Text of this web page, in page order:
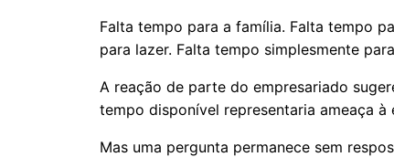
Falta tempo para a família. Falta tempo
para lazer. Falta tempo simplesmente
A reação de parte do empresariado
tempo disponível representaria ameaça à
Mas uma pergunta permanece sem